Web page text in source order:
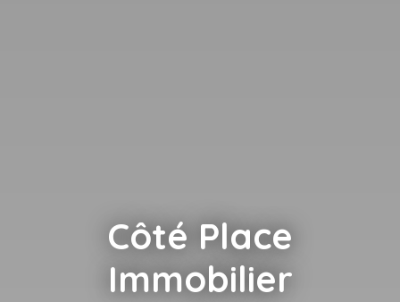
Côté Place
Immobilier